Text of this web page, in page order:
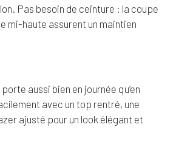
Pas besoin de ceinture : la coupe
mi-haute assurent un maintien
aussi bien en journée qu’en
avec un top rentré, une
ajusté pour un look élégant et